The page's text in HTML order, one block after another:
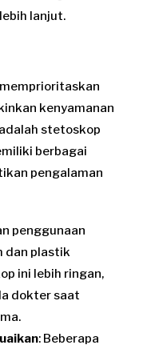
lanjut.
kenyamanan
stetoskop
berbagai
pengalaman
penggunaan
dan plastik
ini lebih ringan,
dokter saat
: Beberapa